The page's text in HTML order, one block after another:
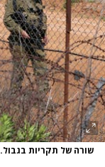
שורה של תקריות בגבול.